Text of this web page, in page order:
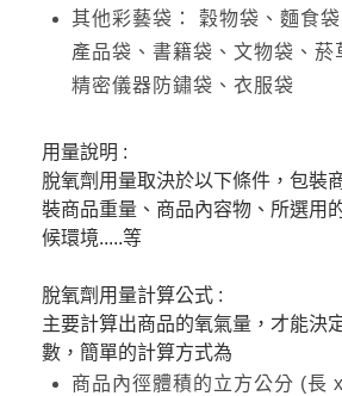
其他彩藝袋： 穀物袋、麵食
產品袋、書籍袋、文物袋、菸
精密儀器防鏽袋、衣服袋
用量說明 :
脫氧劑用量取決於以下條件，包裝
裝商品重量、商品內容物、所選用
候環境.....等
脫氧劑用量計算公式 :
主要計算出商品的氧氣量，才能決
數，簡單的計算方式為
商品內徑體積的立方公分 (長